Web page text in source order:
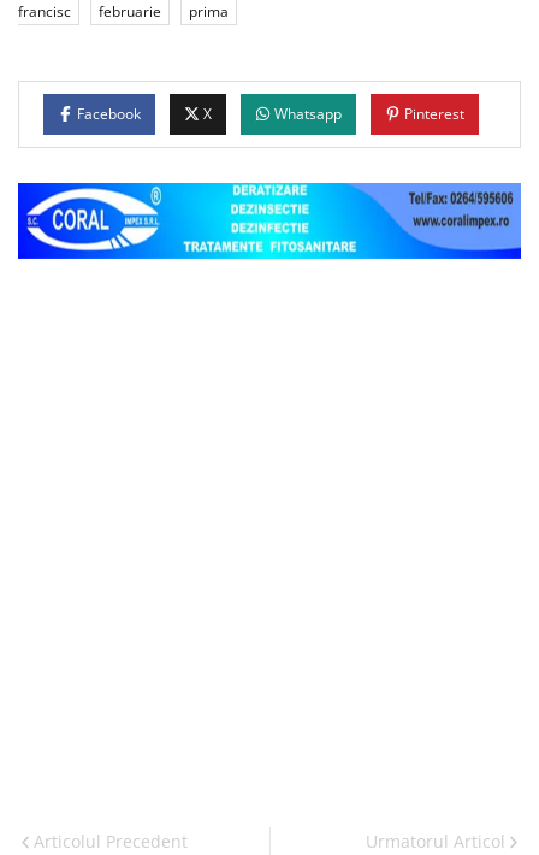
francisc
februarie prima
Facebook X Whatsapp Pinterest
Articolul Precedent Urmatorul Articol